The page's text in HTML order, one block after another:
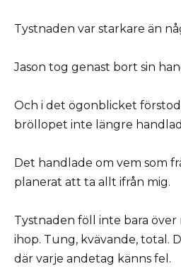
Tystnaden var starkare än
Jason tog genast bort sin
Och i det ögonblicket
bröllopet inte längre
Det handlade om vem som
planerat att ta allt ifrån mig.
Tystnaden föll inte bara över
ihop. Tung, kvävande, total.
där varje andetag känns fel.